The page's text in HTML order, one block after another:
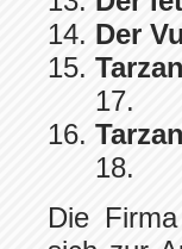
Der
17.
18.
Die Firma